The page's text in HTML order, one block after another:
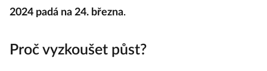
2024 padá na 24. března.
Proč vyzkoušet půst?